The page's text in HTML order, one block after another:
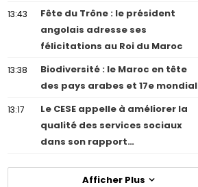
13:43
Fête du Trône : le président
angolais adresse ses
félicitations au Roi du Maroc
13:38
Biodiversité : le Maroc en tête
des pays arabes et 17e mondial
13:17
Le CESE appelle à améliorer la
qualité des services sociaux
dans son rapport…
Afficher Plus